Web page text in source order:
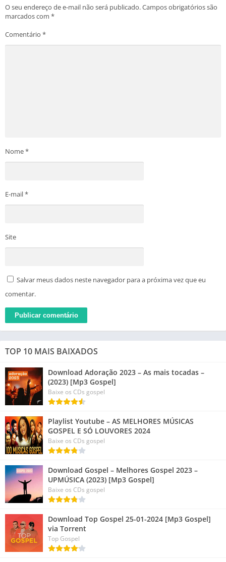
O seu endereço de e-mail não será publicado.Campos obrigatórios são
marcados com *
Comentário *
Nome*
E-mail*
Site
Salvar meus dados neste navegador para a próxima vez que eu
comentar.
TOP 10 MAIS BAIXADOS
Download Adoração 2023 – As mais tocadas –
(2023) [Mp3 Gospel]
Baixe os CDs gospel
Playlist Youtube – AS MELHORES MÚSICAS
GOSPEL E SÓ LOUVORES 2024
Baixe os CDs gospel
Download Gospel – Melhores Gospel 2023 –
UPMÚSICA (2023) [Mp3 Gospel]
Baixe os CDs gospel
Download Top Gospel 25-01-2024 [Mp3 Gospel]
via Torrent
Top Gospel